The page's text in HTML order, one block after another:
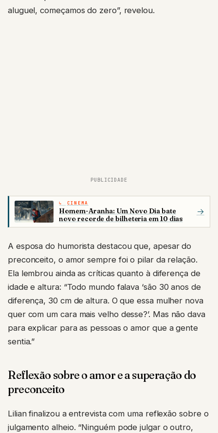
aluguel, começamos do zero”, revelou.
PUBLICIDADE
CINEMA
Homem-Aranha: Um Novo Dia bate
novo recorde de bilheteria em 10 dias
→
A esposa do humorista destacou que, apesar do
preconceito, o amor sempre foi o pilar da relação.
Ela lembrou ainda as críticas quanto à diferença de
idade e altura: “Todo mundo falava ‘são 30 anos de
diferença, 30 cm de altura. O que essa mulher nova
quer com um cara mais velho desse?’. Mas não dava
para explicar para as pessoas o amor que a gente
sentia.”
Reflexão sobre o amor e a superação do
preconceito
Lilian finalizou a entrevista com uma reflexão sobre o
julgamento alheio. “Ninguém pode julgar o outro,